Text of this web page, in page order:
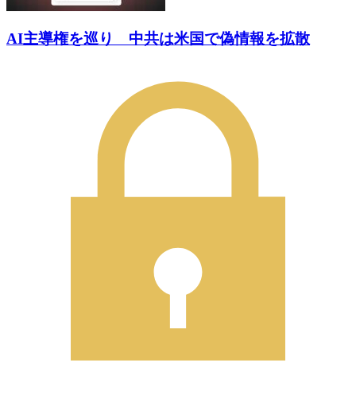
AI主導権を巡り 中共は米国で偽情報を拡散